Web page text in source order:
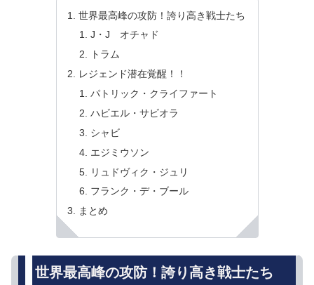
世界最高峰の攻防！誇り高き戦士たち
J・J オチャド
トラム
レジェンド潜在覚醒！！
パトリック・クライファート
ハビエル・サビオラ
シャビ
エジミウソン
リュドヴィク・ジュリ
フランク・デ・ブール
まとめ
世界最高峰の攻防！誇り高き戦士たち